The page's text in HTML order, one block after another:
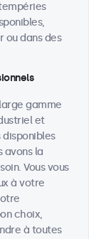
ou dans des
gamme
et
avons la
Vous vous
à votre
choix,
à toutes